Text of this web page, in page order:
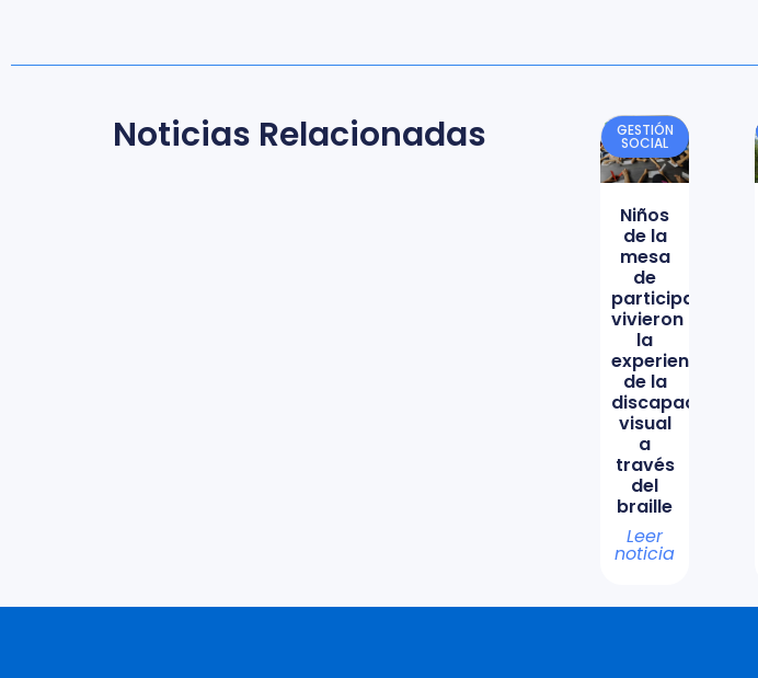
Noticias Relacionadas GESTIÓN
SOCIAL
Niños
de la
mesa
de
participación
vivieron
la
experiencia
de la
discapacidad
visual
a
través
del
braille
Leer
noticia